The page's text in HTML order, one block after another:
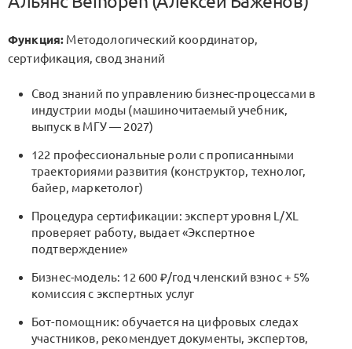
Функция: Методологический координатор,
сертификация, свод знаний
Свод знаний по управлению бизнес-процессами в
индустрии моды (машиночитаемый учебник,
выпуск в МГУ — 2027)
122 профессиональные роли с прописанными
траекториями развития (конструктор, технолог,
байер, маркетолог)
Процедура сертификации: эксперт уровня L/XL
проверяет работу, выдает «Экспертное
подтверждение»
Бизнес-модель: 12 600 ₽/год членский взнос + 5%
комиссия с экспертных услуг
Бот-помощник: обучается на цифровых следах
участников, рекомендует документы, экспертов,